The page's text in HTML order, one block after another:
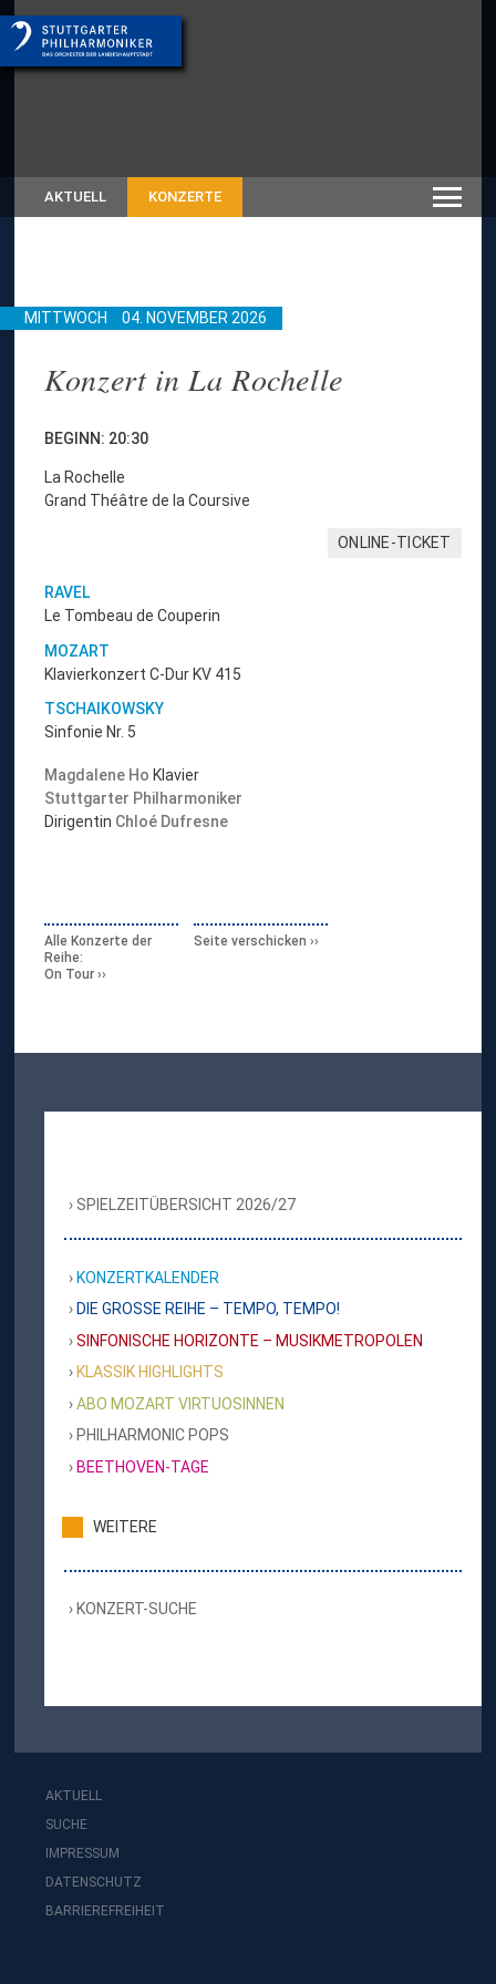
AKTUELL KONZERTE
MITTWOCH 04. NOVEMBER 2026
Konzert in La Rochelle
BEGINN: 20:30
La Rochelle
Grand Théâtre de la Coursive
ONLINE-TICKET
RAVEL
Le Tombeau de Couperin
MOZART
Klavierkonzert C-Dur KV 415
TSCHAIKOWSKY
Sinfonie Nr. 5
Magdalene Ho Klavier
Stuttgarter Philharmoniker
Dirigentin Chloé Dufresne
Alle Konzerte der
Reihe:
On Tour
Seite verschicken
SPIELZEITÜBERSICHT 2026/27
KONZERTKALENDER
DIE GROSSE REIHE – TEMPO, TEMPO!
SINFONISCHE HORIZONTE – MUSIKMETROPOLEN
KLASSIK HIGHLIGHTS
ABO MOZART VIRTUOSINNEN
PHILHARMONIC POPS
BEETHOVEN-TAGE
WEITERE
KONZERT-SUCHE
AKTUELL
SUCHE
IMPRESSUM
DATENSCHUTZ
BARRIEREFREIHEIT